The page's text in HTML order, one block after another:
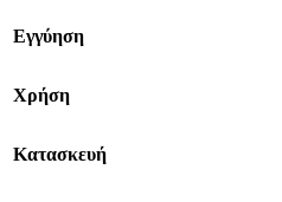
Εγγύηση
Χρήση
Κατασκευή